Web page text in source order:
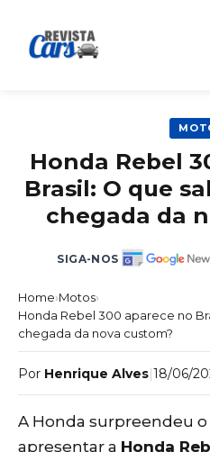
Honda Rebel
Brasil: O que
chegada da
SIGA-NOS
Home›Motos›
Honda Rebel 300 aparece no
chegada da nova custom?
Por Henrique Alves|18/06/
A Honda surpreendeu
apresentar a Honda